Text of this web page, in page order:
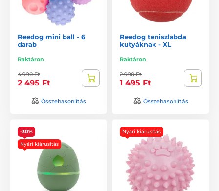
Reedog mini ball - 6
darab
Raktáron
4 990 Ft
2 495 Ft
Összehasonlítás
Reedog teniszlabda
kutyáknak - XL
Raktáron
2 990 Ft
1 495 Ft
Összehasonlítás
-30%
Nyári kiárusítás
Nyári kiárusítás